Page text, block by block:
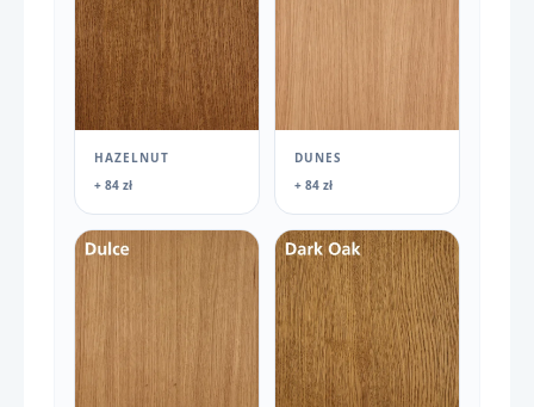
HAZELNUT
+ 84 zł
DUNES
+ 84 zł